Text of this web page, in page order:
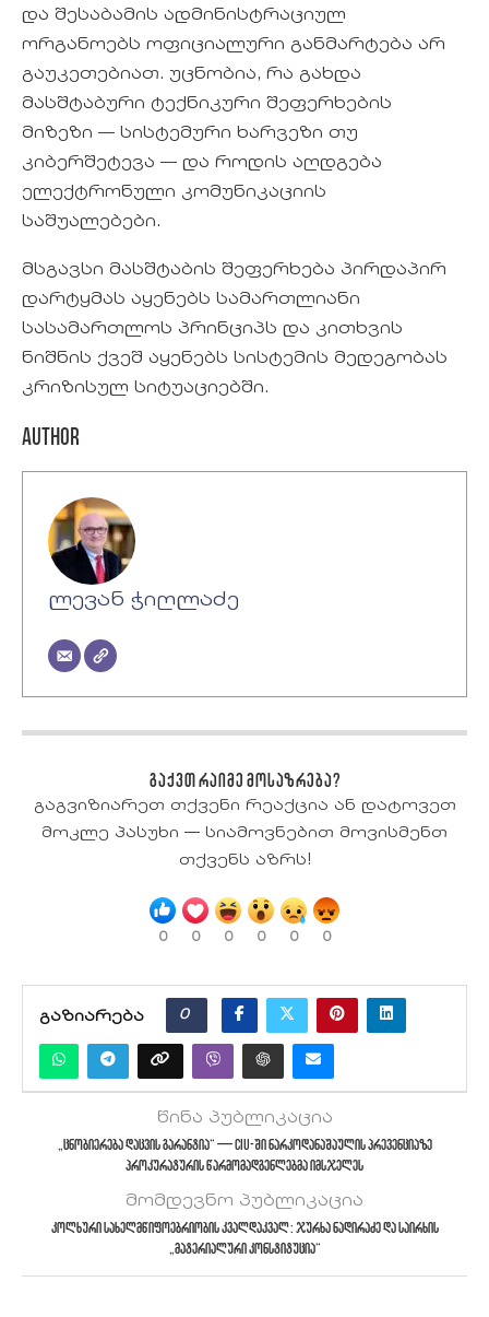
და შესაბამის ადმინისტრაციულ
ორგანოებს ოფიციალური განმარტება არ
გაუკეთებიათ. უცნობია, რა გახდა
მასშტაბური ტექნიკური შეფერხების
მიზეზი — სისტემური ხარვეზი თუ
კიბერშეტევა — და როდის აღდგება
ელექტრონული კომუნიკაციის
საშუალებები.
მსგავსი მასშტაბის შეფერხება პირდაპირ
დარტყმას აყენებს სამართლიანი
სასამართლოს პრინციპს და კითხვის
ნიშნის ქვეშ აყენებს სისტემის მედეგობას
კრიზისულ სიტუაციებში.
Author
ლევან ჭიღლაძე
გაქვთ რაიმე მოსაზრება?
გაგვიზიარეთ თქვენი რეაქცია ან დატოვეთ
მოკლე პასუხი — სიამოვნებით მოვისმენთ
თქვენს აზრს!
0 0 0 0 0 0
ᲒᲐᲖᲘᲐᲠᲔᲑᲐ 0
წინა პუბლიკაცია
„ცნობიერება დაცვის გარანტია“ — CIU-ში ნარკოდანაშაულის პრევენციაზე
პროკურატურის წარმომადგენლებმა იმსჯელეს
მომდევნო პუბლიკაცია
კოლხური სახელმწიფოებრიობის კვალდაკვალ: ჯურხა ნადირაძე და საირხის
„მატერიალური კონსტიტუცია“